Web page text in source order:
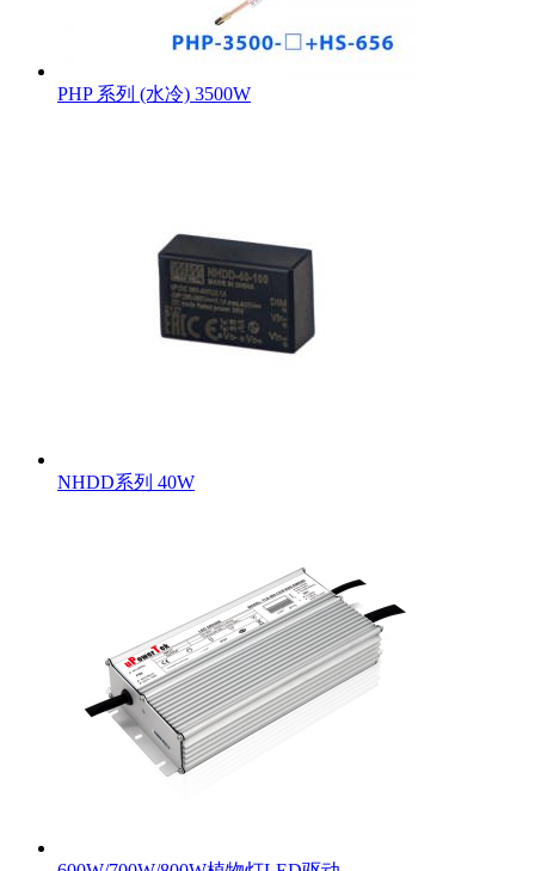
PHP 系列 (水冷) 3500W
NHDD系列 40W